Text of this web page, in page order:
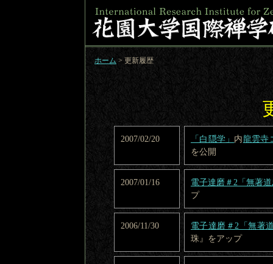
ホーム > 更新履歴
2007/02/20 「白隠学」 内龍雲寺
を公開
2007/01/16
電子達磨＃2「無著
プ
2006/11/30
電子達磨＃2「無著
珠』をアップ